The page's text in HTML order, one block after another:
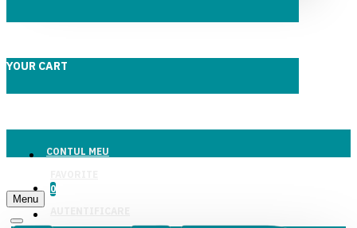
YOUR CART
CONTUL MEU
0
Menu